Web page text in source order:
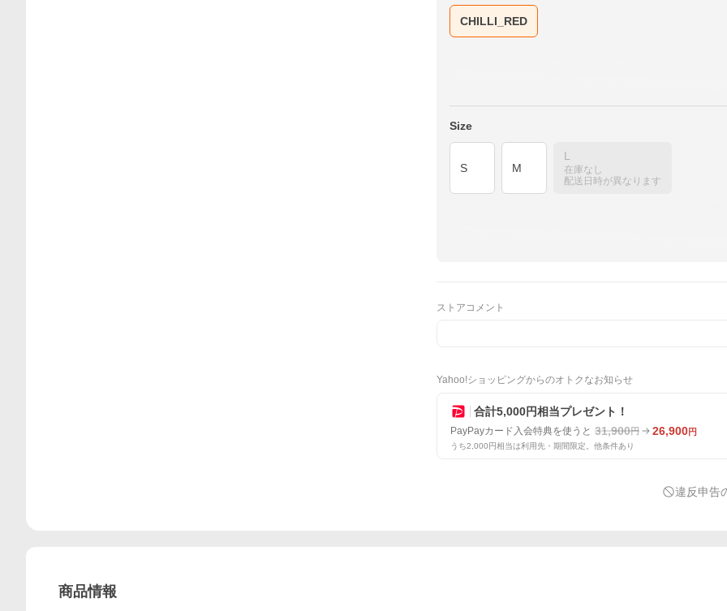
CHILLI_RED
Size
S M
L
在庫なし
配送日時が異なります
ストアコメント
Yahoo!ショッピングからのオトクなお知らせ
合計5,000円相当プレゼント！
PayPayカード入会特典を使うと 31,900円 26,900円
うち2,000円相当は利用先・期間限定。他条件あり
違反申告
商品情報